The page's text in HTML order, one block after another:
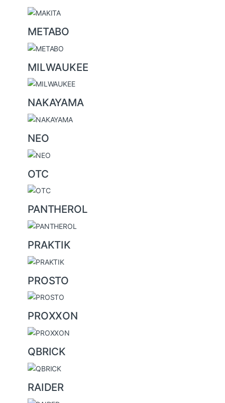
METABO
MILWAUKEE
NAKAYAMA
NEO
OTC
PANTHEROL
PRAKTIK
PROSTO
PROXXON
QBRICK
RAIDER